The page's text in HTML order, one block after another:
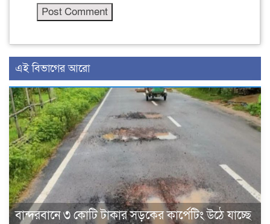
এই বিভাগের আরো
বান্দরবানে ৩ কোটি টাকার সড়কের কার্পেটিং উঠে যাচ্ছে